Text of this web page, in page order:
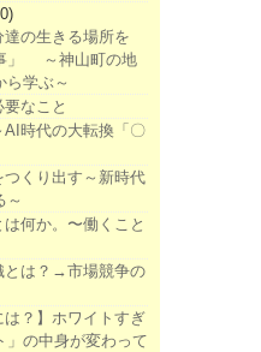
達の生きる場所を
」 ～神山町の地
ら学ぶ～
なこと
時代の大転換「〇
くり出す～新時代
～
何か。〜働くこと
とは？→市場競争の
は？】ホワイトすぎ
」の中身が変わって